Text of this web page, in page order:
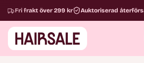
Fri frakt över 299 kr Auktoriserad